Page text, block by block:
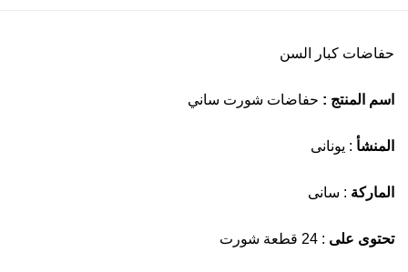
حفاضات كبار السن
اسم المنتج : حفاضات شورت ساني
المنشأ : يونانى
الماركة : سانى
تحتوى على : 24 قطعة شورت